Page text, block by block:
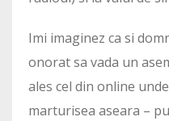
Imi imaginez ca si
onorat sa vada un
ales cel din online
marturisea aseara –